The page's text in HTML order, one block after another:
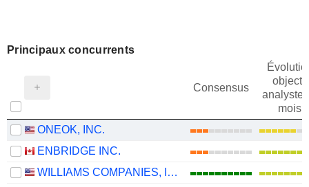
Principaux concurrents
Consensus
objectif
mois
ONEOK, INC.
ENBRIDGE INC.
WILLIAMS COMPANIES, INC.